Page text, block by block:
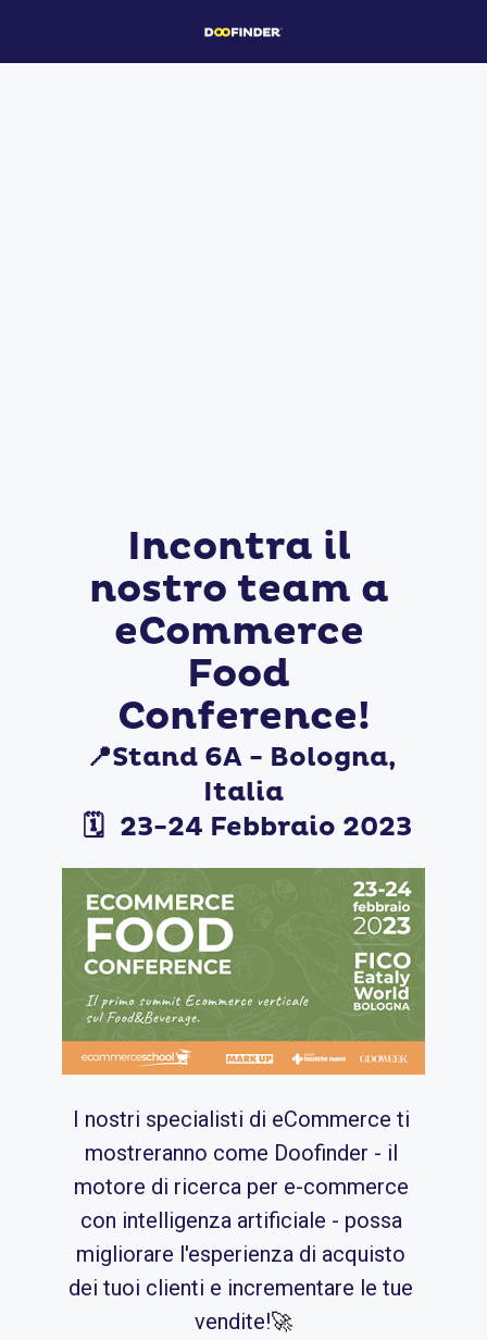
Incontra il
nostro team a
eCommerce
Food
Conference!
📍Stand 6A - Bologna,
Italia
🗓️ 23-24 Febbraio 2023
I nostri specialisti di eCommerce ti
mostreranno come Doofinder - il
motore di ricerca per e-commerce
con intelligenza artificiale - possa
migliorare l'esperienza di acquisto
dei tuoi clienti e incrementare le tue
vendite!🚀